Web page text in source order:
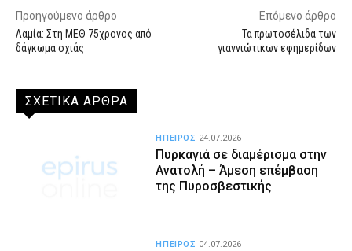
Προηγούμενο άρθρο
Λαμία: Στη ΜΕΘ 75χρονος από
δάγκωμα οχιάς
Επόμενο άρθρο
Τα πρωτοσέλιδα των
γιαννιώτικων εφημερίδων
ΣΧΕΤΙΚΑ ΑΡΘΡΑ
Πυρκαγιά σε διαμέρισμα στην
Ανατολή – Άμεση επέμβαση
της Πυροσβεστικής
ΗΠΕΙΡΟΣ 24.07.2026
ΗΠΕΙΡΟΣ 04.07.2026